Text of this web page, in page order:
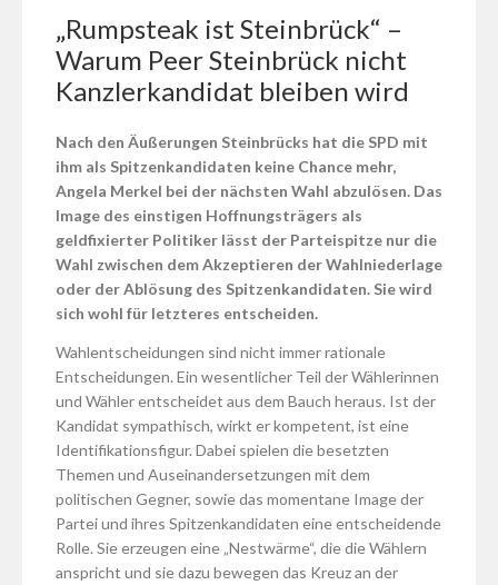
Vorteile
der
Demokratie?
„Rumpsteak ist Steinbrück“ –
Warum Peer Steinbrück nicht
Kanzlerkandidat bleiben wird
Nach den Äußerungen Steinbrücks hat die SPD mit
ihm als Spitzenkandidaten keine Chance mehr,
Angela Merkel bei der nächsten Wahl abzulösen. Das
Image des einstigen Hoffnungsträgers als
geldfixierter Politiker lässt der Parteispitze nur die
Wahl zwischen dem Akzeptieren der Wahlniederlage
oder der Ablösung des Spitzenkandidaten. Sie wird
sich wohl für letzteres entscheiden.
Wahlentscheidungen sind nicht immer rationale
Entscheidungen. Ein wesentlicher Teil der Wählerinnen
und Wähler entscheidet aus dem Bauch heraus. Ist der
Kandidat sympathisch, wirkt er kompetent, ist eine
Identifikationsfigur. Dabei spielen die besetzten
Themen und Auseinandersetzungen mit dem
politischen Gegner, sowie das momentane Image der
Partei und ihres Spitzenkandidaten eine entscheidende
Rolle. Sie erzeugen eine „Nestwärme“, die die Wählern
anspricht und sie dazu bewegen das Kreuz an der